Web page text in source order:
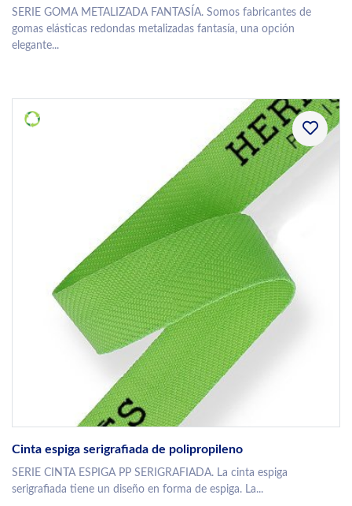
SERIE GOMA METALIZADA FANTASÍA. Somos fabricantes de
gomas elásticas redondas metalizadas fantasía, una opción
elegante...
Cinta espiga serigrafiada de polipropileno
SERIE CINTA ESPIGA PP SERIGRAFIADA. La cinta espiga
serigrafiada tiene un diseño en forma de espiga. La...